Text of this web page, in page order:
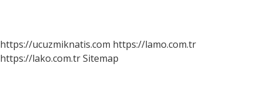
https://ucuzmiknatis.com https://lamo.com.tr
https://lako.com.trSitemap